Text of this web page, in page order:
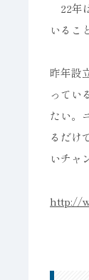
22年
いるこ
昨年設
ってい
たい。
るだけ
いチャ
http://